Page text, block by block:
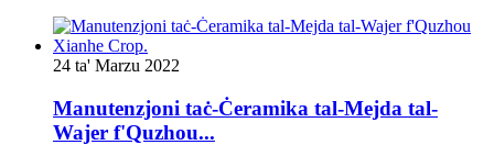
24 ta' Marzu 2022
Manutenzjoni taċ-Ċeramika tal-Mejda tal-
Wajer f'Quzhou...